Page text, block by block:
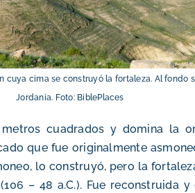
cuya cima se construyó la fortaleza. Al fondo
Jordania. Foto: BiblePlaces
cuadrados y domina la
que fue originalmente
lo construyó, pero la
– 48 a.C.). Fue reconstruida